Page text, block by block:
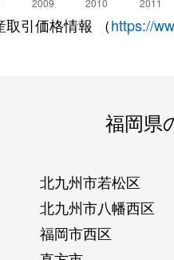
引価格情報 （https://
福岡県
北九州市若松区
北九州市八幡西区
福岡市西区